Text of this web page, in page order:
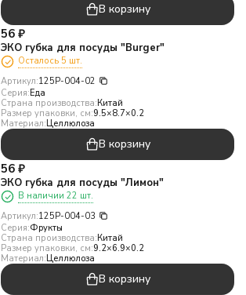
В корзину
56 ₽
ЭКО губка для посуды "Burger"
Осталось 5 шт.
Артикул:125P-004-02
Серия:Еда
Страна производства:Китай
Размер упаковки, см:9.5×8.7×0.2
Материал:Целлюлоза
В корзину
56 ₽
ЭКО губка для посуды "Лимон"
В наличии 22 шт.
Артикул:125P-004-03
Серия:Фрукты
Страна производства:Китай
Размер упаковки, см:9.2×6.9×0.2
Материал:Целлюлоза
В корзину